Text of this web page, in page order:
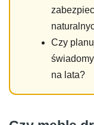
Czy
na lata?